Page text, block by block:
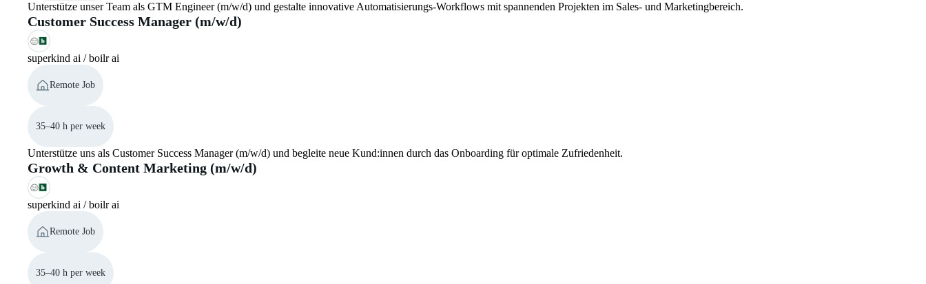
Unterstütze unser Team als GTM Engineer (m/w/d) und gestalte innovative Automatisierungs-Workflows mit spannenden Projekten im Sales- und Marketingbereich.
Customer Success Manager (m/w/d)
superkind ai / boilr ai
Remote Job
35–40 h per week
Unterstütze uns als Customer Success Manager (m/w/d) und begleite neue Kund:innen durch das Onboarding für optimale Zufriedenheit.
Growth & Content Marketing (m/w/d)
superkind ai / boilr ai
Remote Job
35–40 h per week